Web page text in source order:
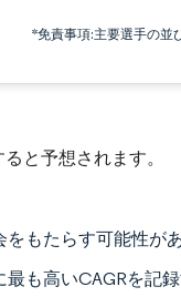
*免責事項:主要選手の並
と予想されます。
もたらす可能性があ
も高いCAGRを記録